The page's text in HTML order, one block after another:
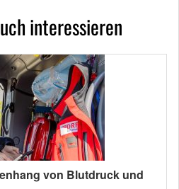
interessieren
von Blutdruck und